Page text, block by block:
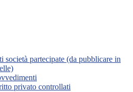
società partecipate (da pubblicare in
privato controllati